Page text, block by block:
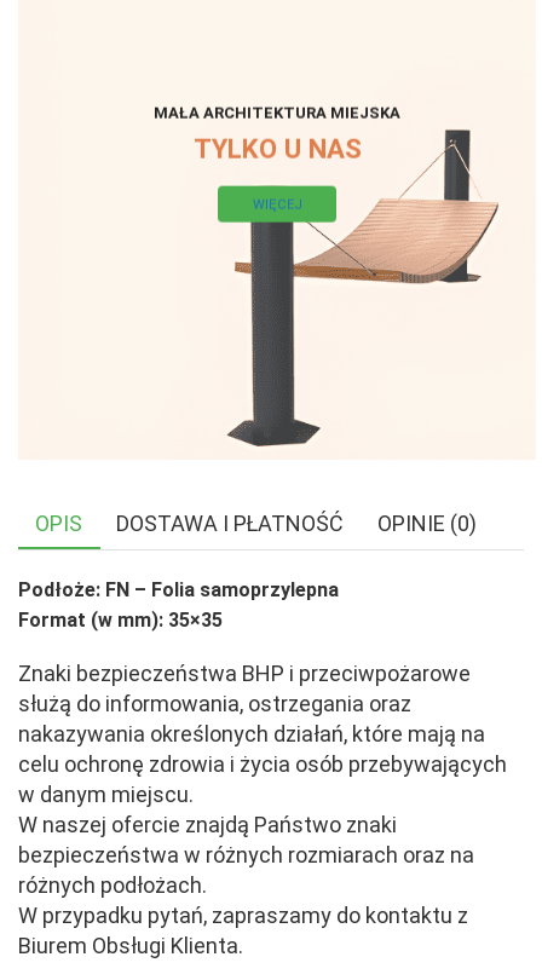
MAŁA ARCHITEKTURA MIEJSKA
TYLKO U NAS
WIĘCEJ
OPIS DOSTAWA I PŁATNOŚĆ OPINIE (0)
Podłoże: FN – Folia samoprzylepna
Format (w mm): 35×35
Znaki bezpieczeństwa BHP i przeciwpożarowe
służą do informowania, ostrzegania oraz
nakazywania określonych działań, które mają na
celu ochronę zdrowia i życia osób przebywających
w danym miejscu.
W naszej ofercie znajdą Państwo znaki
bezpieczeństwa w różnych rozmiarach oraz na
różnych podłożach.
W przypadku pytań, zapraszamy do kontaktu z
Biurem Obsługi Klienta.